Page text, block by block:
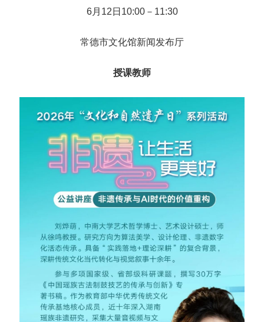
6月12日10:00－11:30
常德市文化馆新闻发布厅
授课教师